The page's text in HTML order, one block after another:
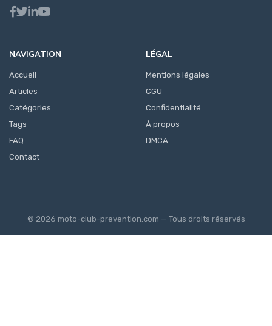
NAVIGATION
Accueil
Articles
Catégories
Tags
FAQ
Contact
LÉGAL
Mentions légales
CGU
Confidentialité
À propos
DMCA
© 2026 moto-club-prevention.com — Tous droits réservés